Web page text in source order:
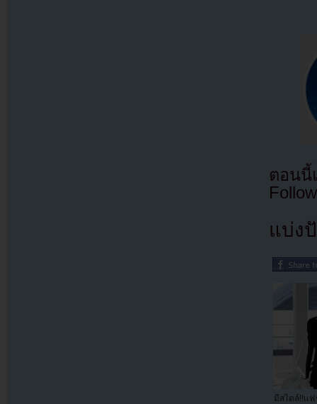
ตอนนี้
แบ่ง
มีสไตล์!!แ